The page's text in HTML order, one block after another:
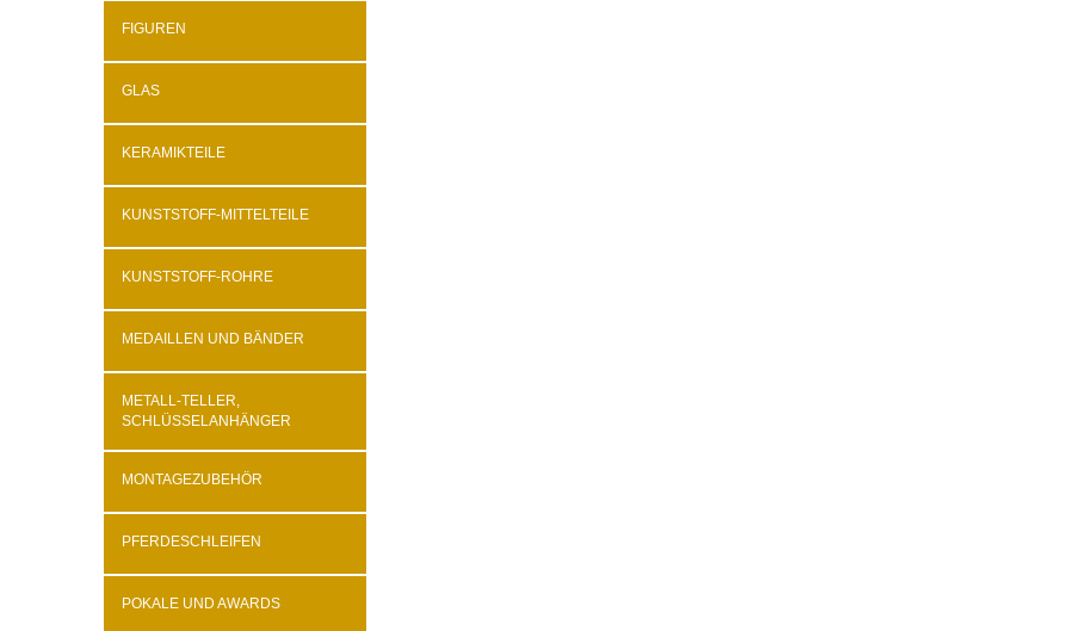
FIGUREN
GLAS
KERAMIKTEILE
KUNSTSTOFF-MITTELTEILE
KUNSTSTOFF-ROHRE
MEDAILLEN UND BÄNDER
METALL-TELLER,
SCHLÜSSELANHÄNGER
MONTAGEZUBEHÖR
PFERDESCHLEIFEN
POKALE UND AWARDS